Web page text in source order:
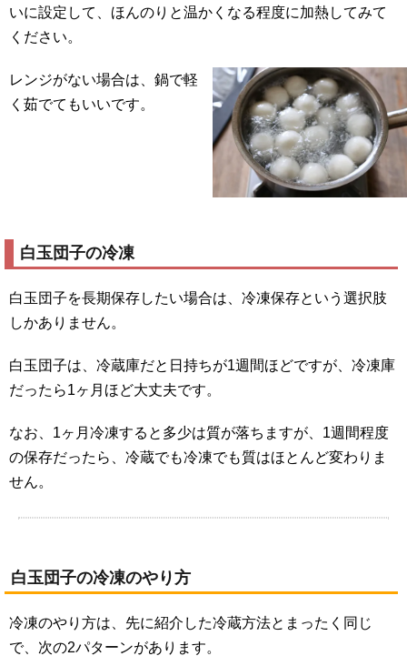
いに設定して、ほんのりと温かくなる程度に加熱してみて
ください。
レンジがない場合は、鍋で軽
く茹でてもいいです。
白玉団子の冷凍
白玉団子を長期保存したい場合は、冷凍保存という選択肢
しかありません。
白玉団子は、冷蔵庫だと日持ちが1週間ほどですが、冷凍庫
だったら1ヶ月ほど大丈夫です。
なお、1ヶ月冷凍すると多少は質が落ちますが、1週間程度
の保存だったら、冷蔵でも冷凍でも質はほとんど変わりま
せん。
白玉団子の冷凍のやり方
冷凍のやり方は、先に紹介した冷蔵方法とまったく同じ
で、次の2パターンがあります。